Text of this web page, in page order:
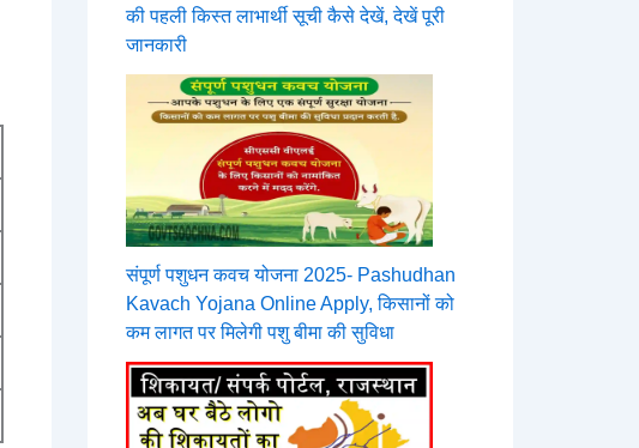
की पहली किस्त लाभार्थी सूची कैसे देखें, देखें पूरी
जानकारी
संपूर्ण पशुधन कवच योजना 2025- Pashudhan
Kavach Yojana Online Apply, किसानों को
कम लागत पर मिलेगी पशु बीमा की सुविधा